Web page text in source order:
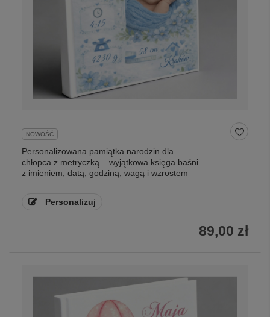
NOWOŚĆ
Personalizowana pamiątka narodzin dla
chłopca z metryczką – wyjątkowa księga baśni
z imieniem, datą, godziną, wagą i wzrostem
Personalizuj
89,00 zł